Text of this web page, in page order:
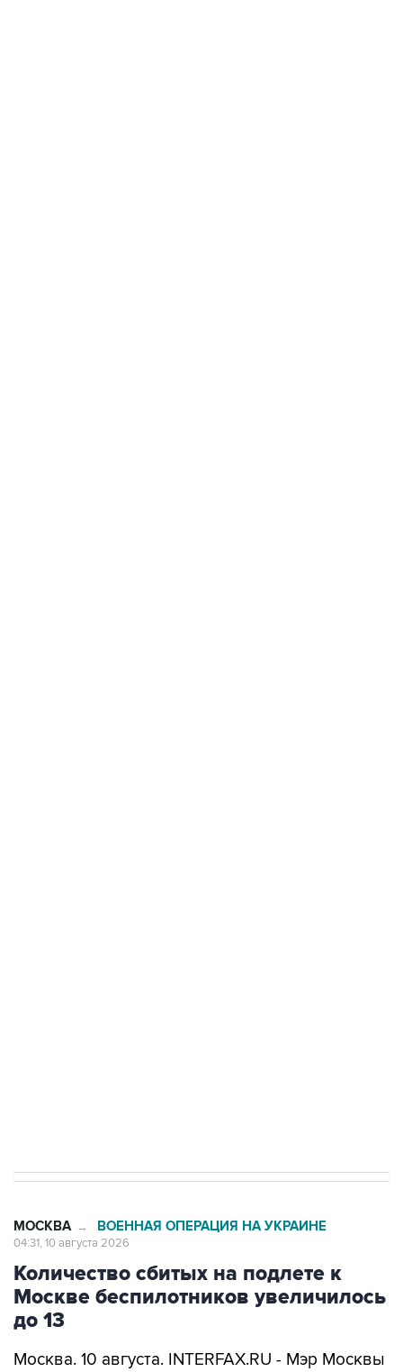
МОСКВА → ВОЕННАЯ ОПЕРАЦИЯ НА УКРАИНЕ
04:31, 10 августа 2026
Количество сбитых на подлете к
Москве беспилотников увеличилось
до 13
Москва. 10 августа. INTERFAX.RU - Мэр Москвы